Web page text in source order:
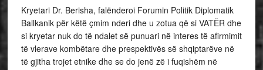
Kryetari Dr. Berisha, falënderoi Forumin Politik Diplomatik
Ballkanik për këtë çmim nderi dhe u zotua që si VATËR dhe
si kryetar nuk do të ndalet së punuari në interes të afirmimit
të vlerave kombëtare dhe prespektivës së shqiptarëve në
të gjitha trojet etnike dhe se do jenë zë i fuqishëm në